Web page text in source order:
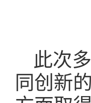
此次
同创新